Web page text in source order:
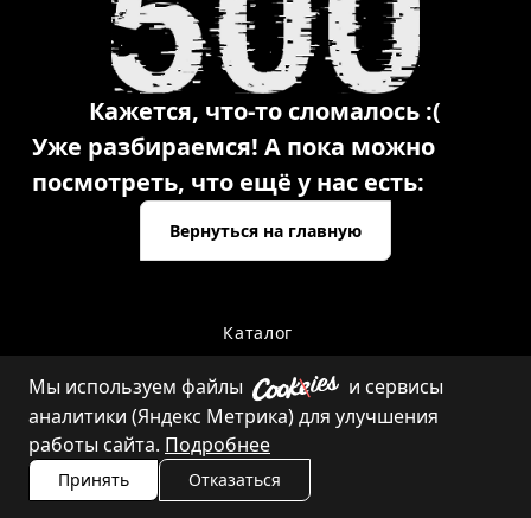
Кажется, что-то сломалось :(
Уже разбираемся! А пока можно
посмотреть, что ещё у нас есть:
Вернуться на главную
Каталог
Контакты
Мы используем файлы
и сервисы
аналитики (Яндекс Метрика) для улучшения
работы сайта. Подробнее
Принять Отказаться